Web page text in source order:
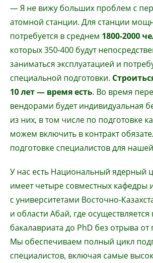
— Я не вижу больших проблем с
атомной станции. Для станции
потребуется в среднем 1800-2000
которых 350-400 будут
заниматься эксплуатацией и
специальной подготовки.
10 лет — время есть. Во время
вендорами будет индивидуальная
из них, в том числе по подготовке
можем включить в контракт
подготовке специалистов для
У нас есть Национальный ядерный
имеет четыре совместных кафедры
с университетами Восточно-
и области Абай, где осуществляется
бакалавриата до PhD без отрыва от
Мы обеспечиваем полный цикл
специалистов, включая самые